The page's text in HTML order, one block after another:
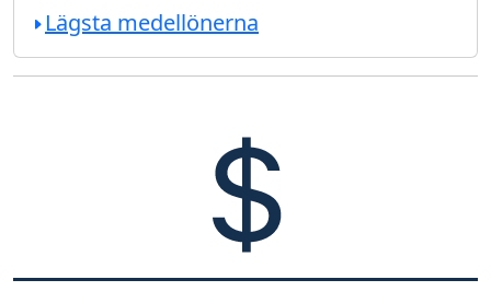
Lägsta medellönerna